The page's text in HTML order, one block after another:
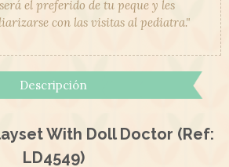
el preferido de tu peque y les
con las visitas al pediatra."
Descripción
With Doll Doctor (Ref:
LD4549)